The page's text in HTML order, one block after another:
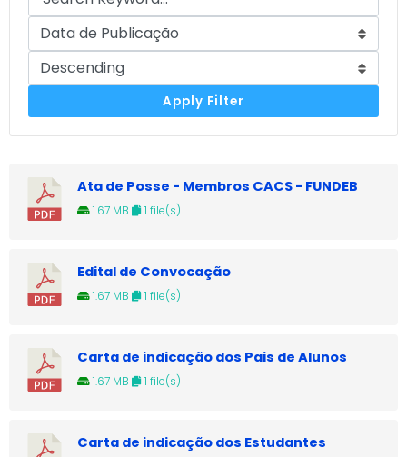
Apply Filter
Ata de Posse - Membros CACS - FUNDEB
1.67 MB 1 file(s)
Edital de Convocação
1.67 MB 1 file(s)
Carta de indicação dos Pais de Alunos
1.67 MB 1 file(s)
Carta de indicação dos Estudantes